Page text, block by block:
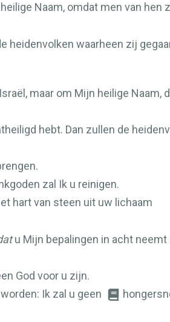
Naam, omdat men van hen
heidenvolken waarheen zij
maar om Mijn heilige Naam,
hebt. Dan zullen de
zal Ik u reinigen.
hart van steen uit uw lichaam
u Mijn bepalingen in acht neemt
God voor u zijn.
Ik zal u geen